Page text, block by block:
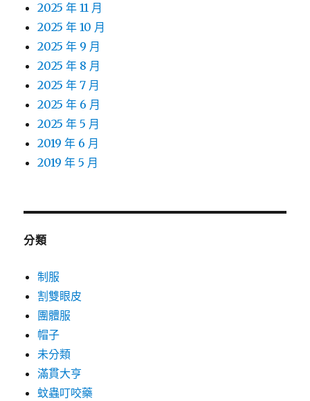
2025 年 11 月
2025 年 10 月
2025 年 9 月
2025 年 8 月
2025 年 7 月
2025 年 6 月
2025 年 5 月
2019 年 6 月
2019 年 5 月
分類
制服
割雙眼皮
團體服
帽子
未分類
滿貫大亨
蚊蟲叮咬藥